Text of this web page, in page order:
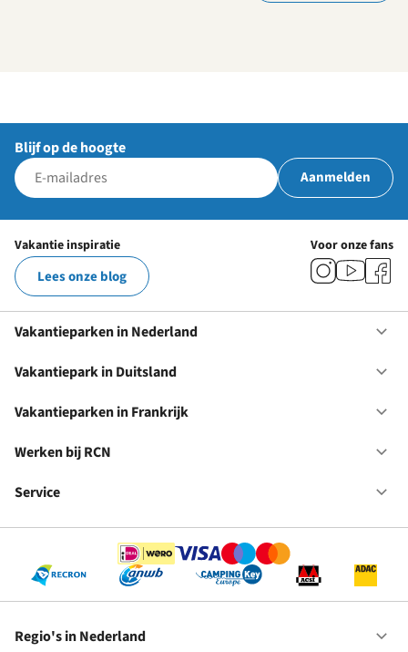
Blijf op de hoogte
Aanmelden
Vakantie inspiratie
Lees onze blog
Voor onze fans
Vakantieparken in Nederland
Vakantiepark in Duitsland
Vakantieparken in Frankrijk
Werken bij RCN
Service
Regio's in Nederland